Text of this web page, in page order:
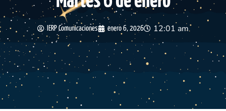
IERP Comunicaciones enero 6, 2026 12:01 am